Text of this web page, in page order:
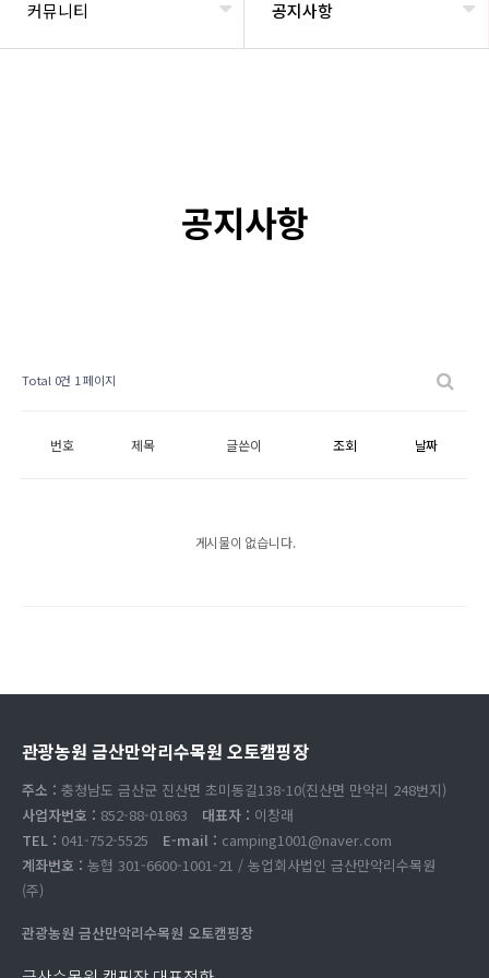
커뮤니티 공지사항
공지사항
Total 0건 1 페이지
번호 제목 글쓴이 조회 날짜
게시물이 없습니다.
관광농원 금산만악리수목원 오토캠핑장
주소 : 충청남도 금산군 진산면 초미동길138-10(진산면 만악리 248번지)
사업자번호 : 852-88-01863 대표자 : 이창래
TEL : 041-752-5525 E-mail : camping1001@naver.com
계좌번호 : 농협 301-6600-1001-21 / 농업회사법인 금산만악리수목원
(주)
관광농원 금산만악리수목원 오토캠핑장